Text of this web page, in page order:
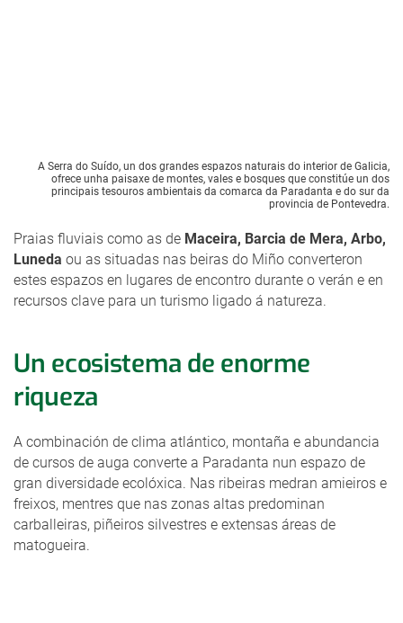
A Serra do Suído, un dos grandes espazos naturais do interior de Galicia,
ofrece unha paisaxe de montes, vales e bosques que constitúe un dos
principais tesouros ambientais da comarca da Paradanta e do sur da
provincia de Pontevedra.
Praias fluviais como as de Maceira, Barcia de Mera, Arbo,
Luneda ou as situadas nas beiras do Miño converteron
estes espazos en lugares de encontro durante o verán e en
recursos clave para un turismo ligado á natureza.
Un ecosistema de enorme
riqueza
A combinación de clima atlántico, montaña e abundancia
de cursos de auga converte a Paradanta nun espazo de
gran diversidade ecolóxica. Nas ribeiras medran amieiros e
freixos, mentres que nas zonas altas predominan
carballeiras, piñeiros silvestres e extensas áreas de
matogueira.